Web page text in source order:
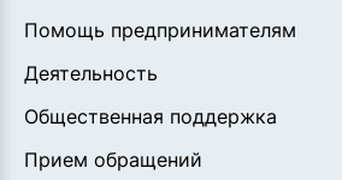
Помощь предпринимателям
Деятельность
Общественная поддержка
Прием обращений